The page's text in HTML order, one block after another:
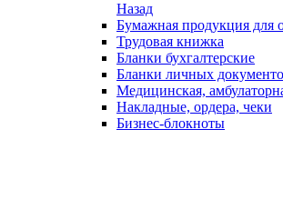
Назад
Бумажная продукция для
Трудовая книжка
Бланки бухгалтерские
Бланки личных
Медицинская,
Накладные, ордера, чеки
Бизнес-блокноты